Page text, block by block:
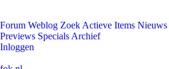
Forum Weblog Zoek Actieve Items Nieuws
Previews Specials Archief
Inloggen